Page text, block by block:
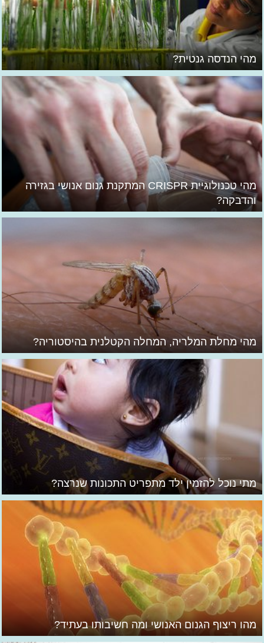
מהי הנדסה גנטית?
מהי טכנולוגיית CRISPR המתקנת גנום אנושי בגזירה
והדבקה?
מהי מחלת המלריה, המחלה הקטלנית בהיסטוריה?
מתי נוכל להזמין ילד מתפריט התכונות שנרצה?
מהו ריצוף הגנום האנושי ומה חשיבותו בעתיד?